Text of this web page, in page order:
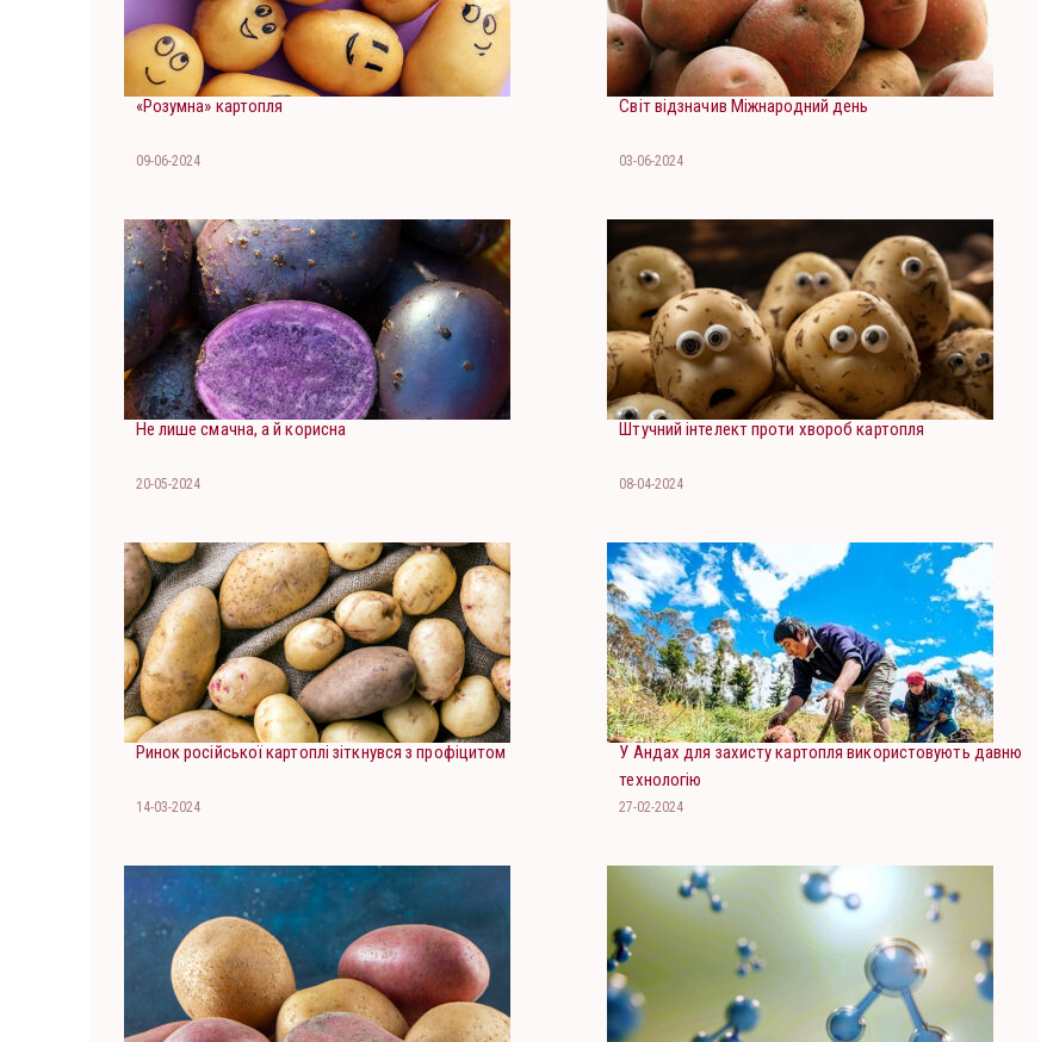
«Розумна» картопля
09-06-2024
Світ відзначив Міжнародний день
03-06-2024
Не лише смачна, а й корисна
20-05-2024
Штучний інтелект проти хвороб картопля
08-04-2024
Ринок російської картоплі зіткнувся з профіцитом
14-03-2024
У Андах для захисту картопля використовують давню
технологію
27-02-2024